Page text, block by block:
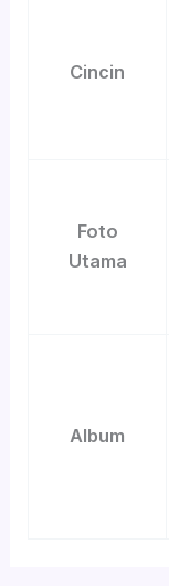
Cincin
Foto
Utama
Album